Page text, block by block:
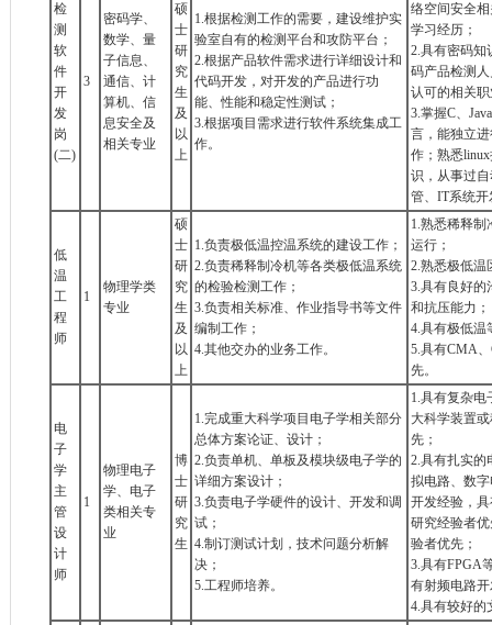
检
测
软
件
开
发
岗
(二)
3
密码学、
数学、量
子信息、
通信、计
算机、信
息安全及
相关专业
硕
士
研
究
生
及
以
上
1.根据检测工作的需要，建设维护实
验室自有的检测平台和攻防平台；
2.根据产品软件需求进行详细设计和
代码开发，对开发的产品进行功
能、性能和稳定性测试；
3.根据项目需求进行软件系统集成工
作。
络空间安全
学习经历；
2.具有密码知
码产品检测
认可的相关
3.掌握C、
言，能独立
作；熟悉
识，从事过
管、IT系统
低
温
工
程
师
1
物理学类
专业
硕
士
研
究
生
及
以
上
1.负责极低温控温系统的建设工作；
2.负责稀释制冷机等各类极低温系统
的检验检测工作；
3.负责相关标准、作业指导书等文件
编制工作；
4.其他交办的业务工作。
1.熟悉稀释制
运行；
2.熟悉极低温
3.具有良好的
和抗压能力；
4.具有极低温
5.具有CMA
先。
电
子
学
主
管
设
计
师
1
物理电子
学、电子
类相关专
业
博
士
研
究
生
1.完成重大科学项目电子学相关部分
总体方案论证、设计；
2.负责单机、单板及模块级电子学的
详细方案设计；
3.负责电子学硬件的设计、开发和调
试；
4.制订测试计划，技术问题分析解
决；
5.工程师培养。
1.具有复杂电
大科学装置
先；
2.具有扎实的
拟电路、数
开发经验，
研究经验者
验者优先；
3.具有FPGA
有射频电路
4.具有较好的